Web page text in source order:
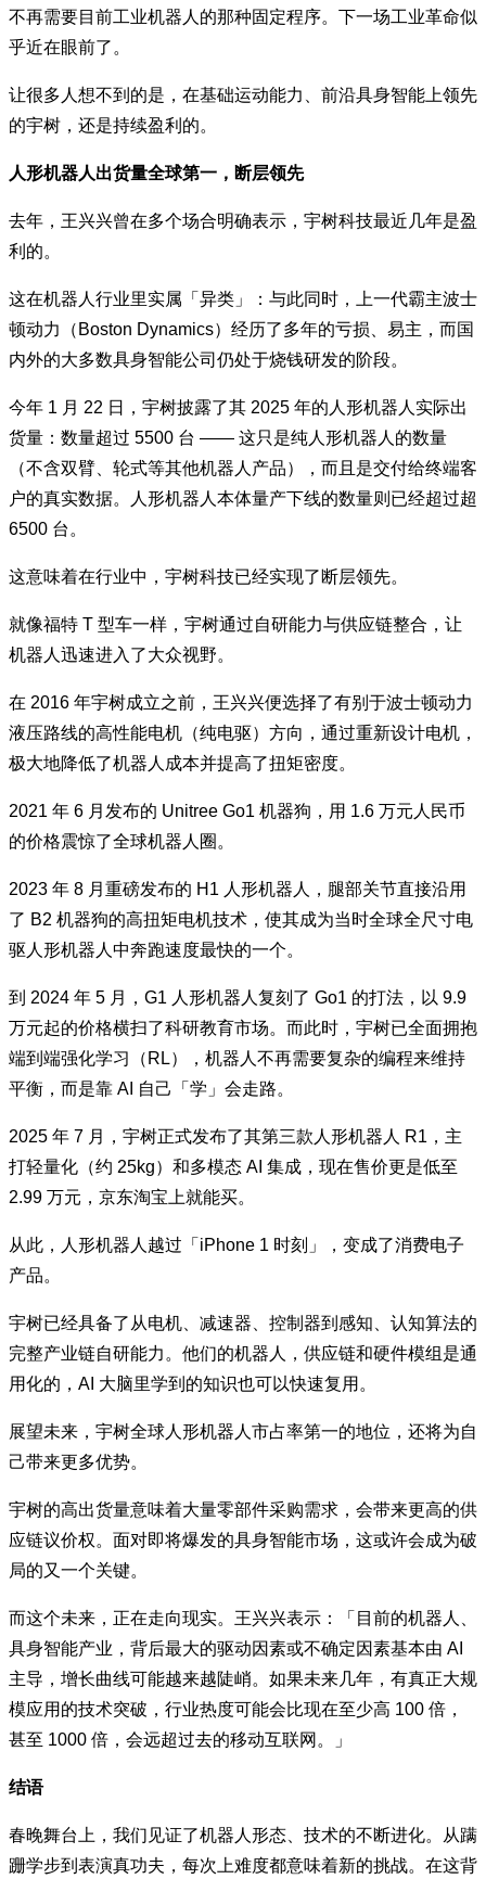
不再需要目前工业机器人的那种固定程序。下一场工业革命似
乎近在眼前了。
让很多人想不到的是，在基础运动能力、前沿具身智能上领先
的宇树，还是持续盈利的。
人形机器人出货量全球第一，断层领先
去年，王兴兴曾在多个场合明确表示，宇树科技最近几年是盈
利的。
这在机器人行业里实属「异类」：与此同时，上一代霸主波士
顿动力（Boston Dynamics）经历了多年的亏损、易主，而国
内外的大多数具身智能公司仍处于烧钱研发的阶段。
今年 1 月 22 日，宇树披露了其 2025 年的人形机器人实际出
货量：数量超过 5500 台 —— 这只是纯人形机器人的数量
（不含双臂、轮式等其他机器人产品），而且是交付给终端客
户的真实数据。人形机器人本体量产下线的数量则已经超过超
6500 台。
这意味着在行业中，宇树科技已经实现了断层领先。
就像福特 T 型车一样，宇树通过自研能力与供应链整合，让
机器人迅速进入了大众视野。
在 2016 年宇树成立之前，王兴兴便选择了有别于波士顿动力
液压路线的高性能电机（纯电驱）方向，通过重新设计电机，
极大地降低了机器人成本并提高了扭矩密度。
2021 年 6 月发布的 Unitree Go1 机器狗，用 1.6 万元人民币
的价格震惊了全球机器人圈。
2023 年 8 月重磅发布的 H1 人形机器人，腿部关节直接沿用
了 B2 机器狗的高扭矩电机技术，使其成为当时全球全尺寸电
驱人形机器人中奔跑速度最快的一个。
到 2024 年 5 月，G1 人形机器人复刻了 Go1 的打法，以 9.9
万元起的价格横扫了科研教育市场。而此时，宇树已全面拥抱
端到端强化学习（RL），机器人不再需要复杂的编程来维持
平衡，而是靠 AI 自己「学」会走路。
2025 年 7 月，宇树正式发布了其第三款人形机器人 R1，主
打轻量化（约 25kg）和多模态 AI 集成，现在售价更是低至
2.99 万元，京东淘宝上就能买。
从此，人形机器人越过「iPhone 1 时刻」，变成了消费电子
产品。
宇树已经具备了从电机、减速器、控制器到感知、认知算法的
完整产业链自研能力。他们的机器人，供应链和硬件模组是通
用化的，AI 大脑里学到的知识也可以快速复用。
展望未来，宇树全球人形机器人市占率第一的地位，还将为自
己带来更多优势。
宇树的高出货量意味着大量零部件采购需求，会带来更高的供
应链议价权。面对即将爆发的具身智能市场，这或许会成为破
局的又一个关键。
而这个未来，正在走向现实。王兴兴表示：「目前的机器人、
具身智能产业，背后最大的驱动因素或不确定因素基本由 AI
主导，增长曲线可能越来越陡峭。如果未来几年，有真正大规
模应用的技术突破，行业热度可能会比现在至少高 100 倍，
甚至 1000 倍，会远超过去的移动互联网。」
结语
春晚舞台上，我们见证了机器人形态、技术的不断进化。从蹒
跚学步到表演真功夫，每次上难度都意味着新的挑战。在这背